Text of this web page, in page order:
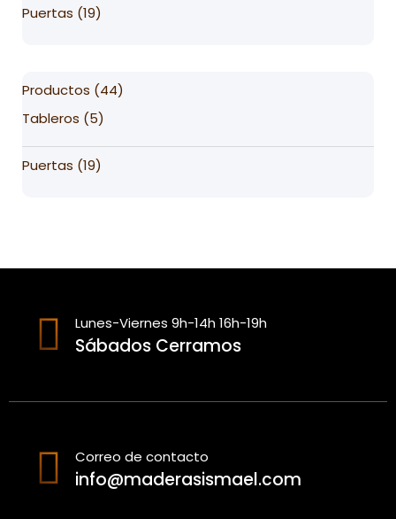
Puertas 1919
Productos 4444
Tableros 55
Puertas 1919
Lunes-Viernes 9h-14h 16h-19h
Sábados Cerramos
Correo de contacto
info@maderasismael.com